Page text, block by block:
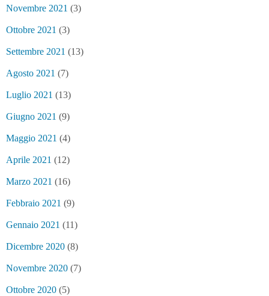
Novembre 2021 (3)
Ottobre 2021 (3)
Settembre 2021 (13)
Agosto 2021 (7)
Luglio 2021 (13)
Giugno 2021 (9)
Maggio 2021 (4)
Aprile 2021 (12)
Marzo 2021 (16)
Febbraio 2021 (9)
Gennaio 2021 (11)
Dicembre 2020 (8)
Novembre 2020 (7)
Ottobre 2020 (5)